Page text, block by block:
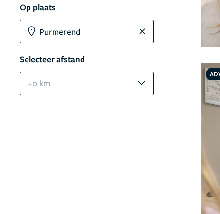
Op plaats
Selecteer afstand
+0 km